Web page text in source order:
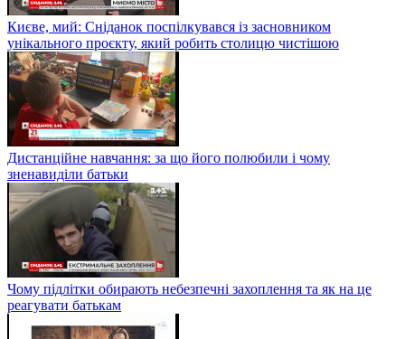
Києве, мий: Сніданок поспілкувався із засновником
унікального проєкту, який робить столицю чистішою
Дистанційне навчання: за що його полюбили і чому
зненавиділи батьки
Чому підлітки обирають небезпечні захоплення та як на це
реагувати батькам